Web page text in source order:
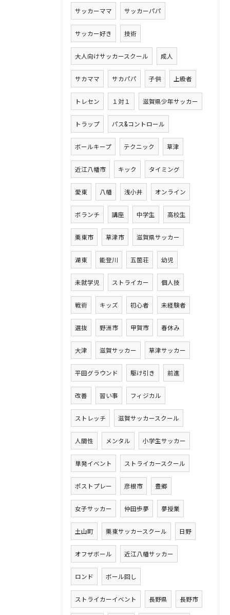
サッカーママ サッカーパパ
サッカー好き 技術
大人向けサッカースクール 成人
サカママ サカパパ 子供 上級者
トレセン １対１ 滋賀県少年サッカー
トラップ パス&コントロール
ボールキープ テクニック 草津
近江八幡市 キック タイミング
愛東 八幡 浅小井 オンライン
ボランチ 講座 中学生 高校生
栗東市 草津市 滋賀県サッカー
湖東 能登川 五箇荘 幼児
未就学児 ストライカー 個人技
戦術 キッズ 初心者 未経験者
選抜 野洲市 甲賀市 春休み
大津 滋賀サッカー 草津サッカー
平田グラウンド 駆け引き 前進
改善 習い事 フィジカル
ストレッチ 滋賀サッカースクール
人間性 メンタル 小学生サッカー
単発イベント ストライカースクール
ポストプレー 彦根市 豊郷
女子サッカー 仲田歩夢 夢授業
土山町 栗東サッカースクール 日野
オフザボール 近江八幡サッカー
ロンド ボール回し
ストライカーイベント 長野県 長野市